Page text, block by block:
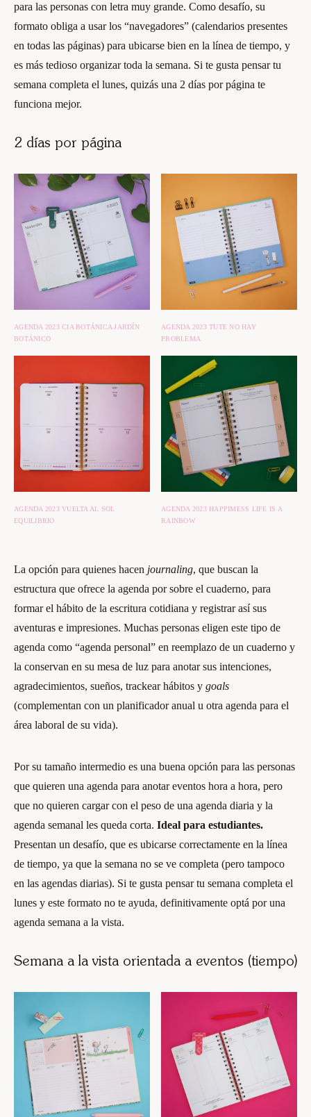
para las personas con letra muy grande. Como desafío, su
formato obliga a usar los “navegadores” (calendarios presentes
en todas las páginas) para ubicarse bien en la línea de tiempo, y
es más tedioso organizar toda la semana. Si te gusta pensar tu
semana completa el lunes, quizás una 2 días por página te
funciona mejor.
2 días por página
AGENDA 2023 CIA BOTÁNICA JARDÍN
BOTÁNICO
AGENDA 2023 TUTE NO HAY
PROBLEMA
AGENDA 2023 VUELTA AL SOL
EQUILIBRIO
AGENDA 2023 HAPPIMESS LIFE IS A
RAINBOW
La opción para quienes hacen journaling, que buscan la
estructura que ofrece la agenda por sobre el cuaderno, para
formar el hábito de la escritura cotidiana y registrar así sus
aventuras e impresiones. Muchas personas eligen este tipo de
agenda como “agenda personal” en reemplazo de un cuaderno y
la conservan en su mesa de luz para anotar sus intenciones,
agradecimientos, sueños, trackear hábitos y goals
(complementan con un planificador anual u otra agenda para el
área laboral de su vida).
Por su tamaño intermedio es una buena opción para las personas
que quieren una agenda para anotar eventos hora a hora, pero
que no quieren cargar con el peso de una agenda diaria y la
agenda semanal les queda corta. Ideal para estudiantes.
Presentan un desafío, que es ubicarse correctamente en la línea
de tiempo, ya que la semana no se ve completa (pero tampoco
en las agendas diarias). Si te gusta pensar tu semana completa el
lunes y este formato no te ayuda, definitivamente optá por una
agenda semana a la vista.
Semana a la vista orientada a eventos (tiempo)